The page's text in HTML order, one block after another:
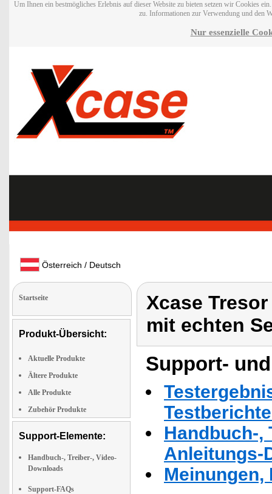
Um Ihnen ein bestmögliches Erlebnis auf dieser Website zu bieten setzen wir Cookies
zu. Informationen zur Verwendung und den
Nur essenzielle
Österreich / Deutsch
Startseite
Produkt-Übersicht:
Aktuelle Produkte
Ältere Produkte
Alle Produkte
Zubehör Produkte
Support-Elemente:
Handbuch-, Treiber-, Video-
Downloads
Support-FAQs
Xcase
mit echten
Support-
Handbuch-,
Anleitungs-